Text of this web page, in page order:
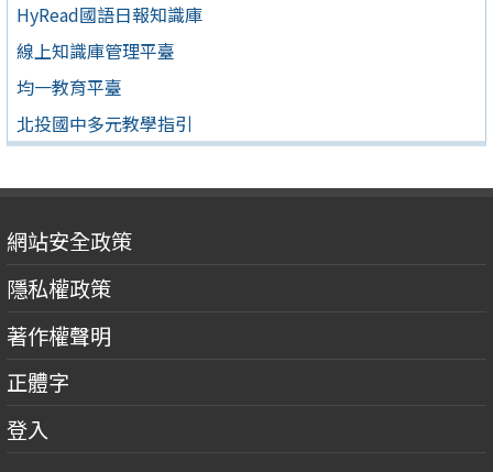
HyRead國語日報知識庫
線上知識庫管理平臺
均一教育平臺
北投國中多元教學指引
網站安全政策
隱私權政策
著作權聲明
正體字
登入